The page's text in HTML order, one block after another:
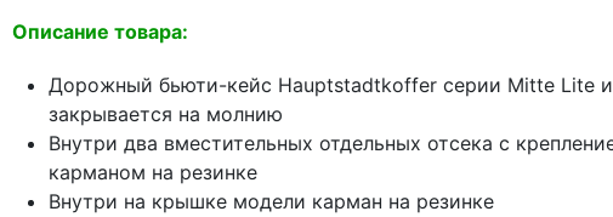
Описание товара:
Дорожный бьюти-кейс Hauptstadtkoffer серии Mitte Lite
закрывается на молнию
Внутри два вместительных отдельных отсека с
карманом на резинке
Внутри на крышке модели карман на резинке